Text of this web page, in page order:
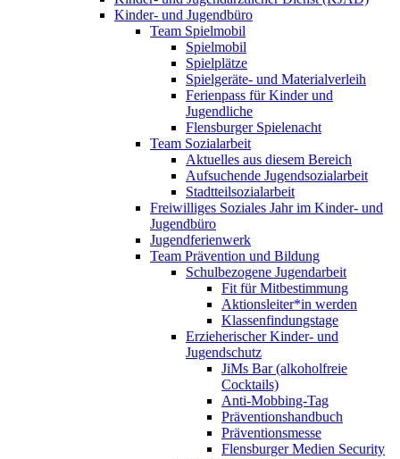
Kinder- und Jugendbüro
Team Spielmobil
Spielmobil
Spielplätze
Spielgeräte- und Materialverleih
Ferienpass für Kinder und
Jugendliche
Flensburger Spielenacht
Team Sozialarbeit
Aktuelles aus diesem Bereich
Aufsuchende Jugendsozialarbeit
Stadtteilsozialarbeit
Freiwilliges Soziales Jahr im Kinder- und
Jugendbüro
Jugendferienwerk
Team Prävention und Bildung
Schulbezogene Jugendarbeit
Fit für Mitbestimmung
Aktionsleiter*in werden
Klassenfindungstage
Erzieherischer Kinder- und
Jugendschutz
JiMs Bar (alkoholfreie
Cocktails)
Anti-Mobbing-Tag
Präventionshandbuch
Präventionsmesse
Flensburger Medien Security